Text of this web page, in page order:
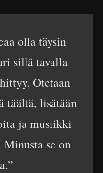
olla täysin
sillä tavalla
Otetaan
täältä, lisätään
ja musiikki
se on